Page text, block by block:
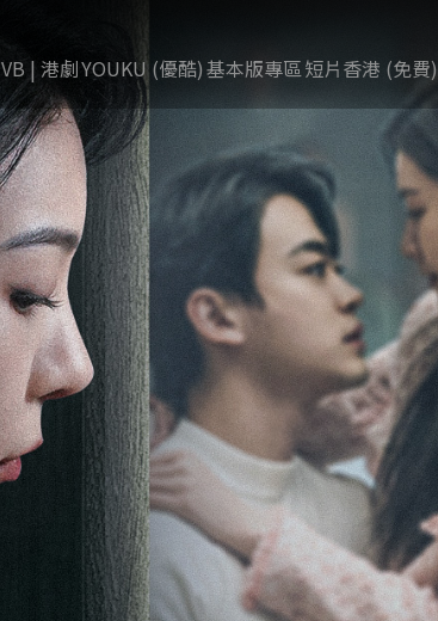
| 港劇YOUKU (優酷)基本版專區短片香港 (免費)